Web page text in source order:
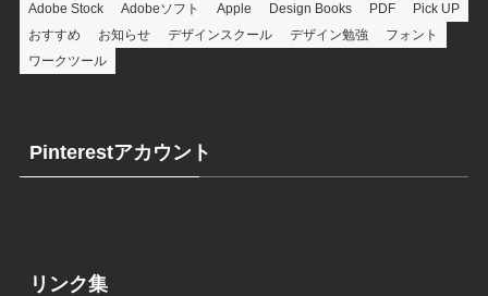
Adobe Stock Adobeソフト Apple Design Books PDF
Pick UP
おすすめ
お知らせ デザインスクール デザイン勉強
フォント
ワークツール
Pinterestアカウント
リンク集